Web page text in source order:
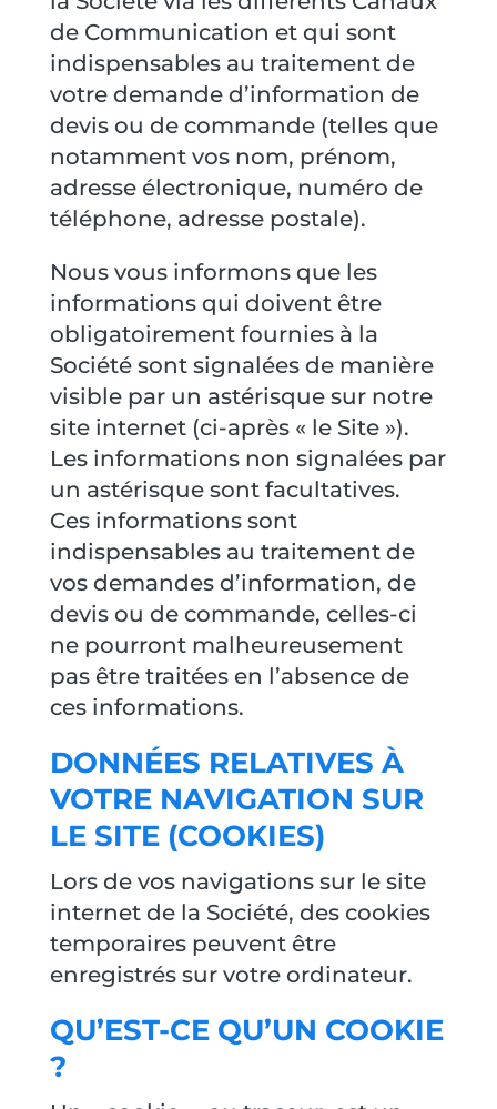
de Communication et qui sont
indispensables au traitement de
votre demande d’information de
devis ou de commande (telles que
notamment vos nom, prénom,
adresse électronique, numéro de
téléphone, adresse postale).
Nous vous informons que les
informations qui doivent être
obligatoirement fournies à la
Société sont signalées de manière
visible par un astérisque sur notre
site internet (ci-après « le Site »).
Les informations non signalées par
un astérisque sont facultatives.
Ces informations sont
indispensables au traitement de
vos demandes d’information, de
devis ou de commande, celles-ci
ne pourront malheureusement
pas être traitées en l’absence de
ces informations.
DONNÉES RELATIVES À
VOTRE NAVIGATION SUR
LE SITE (COOKIES)
Lors de vos navigations sur le site
internet de la Société, des cookies
temporaires peuvent être
enregistrés sur votre ordinateur.
QU’EST-CE QU’UN COOKIE
?